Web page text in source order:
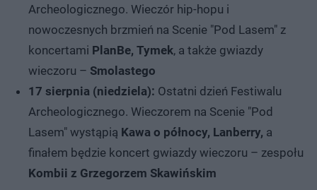
Archeologicznego. Wieczór hip-hopu i
nowoczesnych brzmień na Scenie "Pod Lasem" z
koncertami PlanBe, Tymek, a także gwiazdy
wieczoru – Smolastego
17 sierpnia (niedziela): Ostatni dzień Festiwalu
Archeologicznego. Wieczorem na Scenie "Pod
Lasem" wystąpią Kawa o północy, Lanberry, a
finałem będzie koncert gwiazdy wieczoru – zespołu
Kombii z Grzegorzem Skawińskim